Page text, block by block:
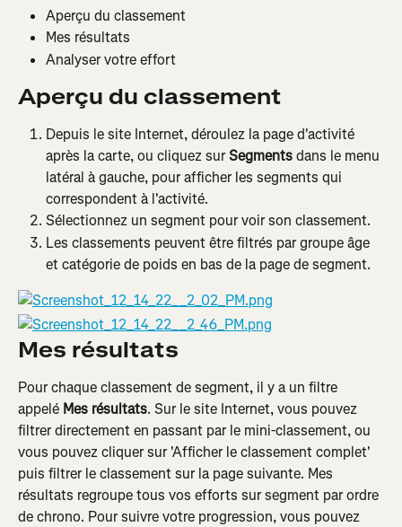
Aperçu du classement
Mes résultats
Analyser votre effort
Aperçu du classement
Depuis le site Internet, déroulez la page d'activité
après la carte, ou cliquez sur Segments dans le menu
latéral à gauche, pour afficher les segments qui
correspondent à l'activité.
Sélectionnez un segment pour voir son classement.
Les classements peuvent être filtrés par groupe âge
et catégorie de poids en bas de la page de segment.
Mes résultats
Pour chaque classement de segment, il y a un filtre
appelé Mes résultats. Sur le site Internet, vous pouvez
filtrer directement en passant par le mini-classement, ou
vous pouvez cliquer sur 'Afficher le classement complet'
puis filtrer le classement sur la page suivante. Mes
résultats regroupe tous vos efforts sur segment par ordre
de chrono. Pour suivre votre progression, vous pouvez